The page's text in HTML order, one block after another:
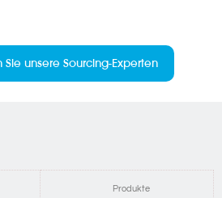
Sie unsere Sourcing-Experten
Produkte